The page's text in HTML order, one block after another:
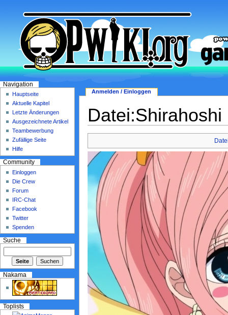
Datei:Shirahoshi
Anmelden / Einloggen
Navigation
Hauptseite
Aktuelle Kapitel
Letzte Änderungen
Ausgezeichnete Artikel
Teambewerbung
Zufällige Seite
Hilfe
Community
Einloggen
Die Crew
Forum
IRC-Chat
Facebook
Twitter
Spenden
Suche
Nakama
Toplists